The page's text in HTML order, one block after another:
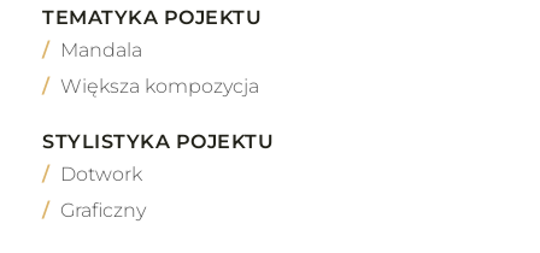
TEMATYKA POJEKTU
Mandala
Większa kompozycja
STYLISTYKA POJEKTU
Dotwork
Graficzny